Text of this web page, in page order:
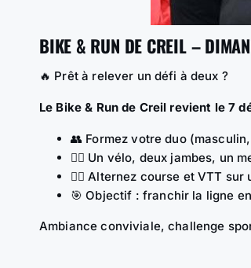
BIKE & RUN DE CREIL –
🔥 Prêt à relever un défi à deux ?
Le Bike & Run de Creil revient le 7
👥 Formez votre duo
🚴‍♀️ Un vélo, deux jambes, un
🏃‍♂️ Alternez course et VTT
🎯 Objectif : franchir la ligne
Ambiance conviviale, challenge